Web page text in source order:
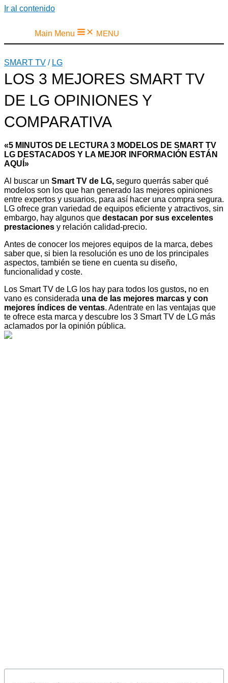
Ir al contenido
Main Menu MENU
SMART TV / LG
LOS 3 MEJORES SMART TV
DE LG OPINIONES Y
COMPARATIVA
«5 MINUTOS DE LECTURA 3 MODELOS DE SMART TV
LG DESTACADOS Y LA MEJOR INFORMACIÓN ESTÁN
AQUÍ»
Al buscar un Smart TV de LG, seguro querrás saber qué
modelos son los que han generado las mejores opiniones
entre expertos y usuarios, para así hacer una compra segura.
LG ofrece gran variedad de equipos eficiente y atractivos, sin
embargo, hay algunos que destacan por sus excelentes
prestaciones y relación calidad-precio.
Antes de conocer los mejores equipos de la marca, debes
saber que, si bien la resolución es uno de los principales
aspectos, también se tiene en cuenta su diseño,
funcionalidad y coste.
Los Smart TV de LG los hay para todos los gustos, no en
vano es considerada una de las mejores marcas y con
mejores índices de ventas. Adentrate en las ventajas que
te ofrece esta marca y descubre los 3 Smart TV de LG más
aclamados por la opinión pública.